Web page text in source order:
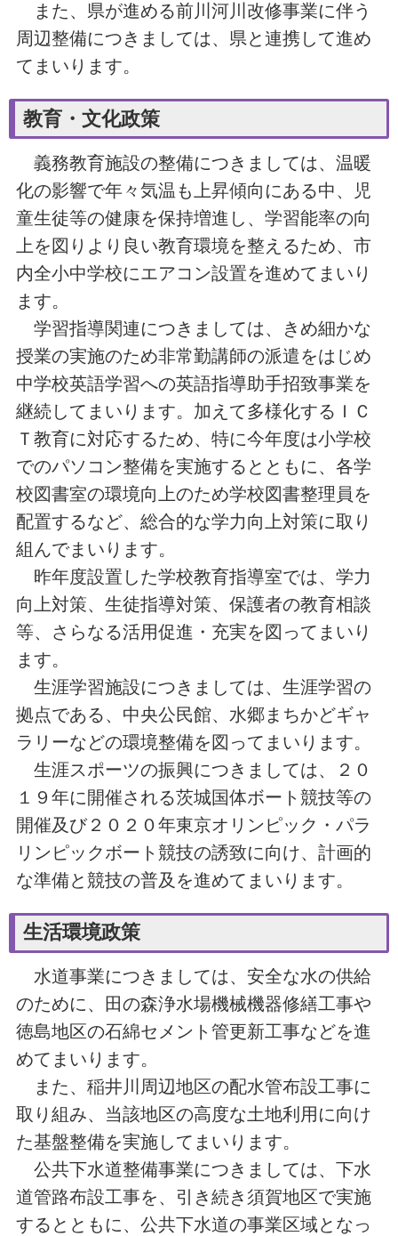
また、県が進める前川河川改修事業に伴う
周辺整備につきましては、県と連携して進め
てまいります。
教育・文化政策
義務教育施設の整備につきましては、温暖
化の影響で年々気温も上昇傾向にある中、児
童生徒等の健康を保持増進し、学習能率の向
上を図りより良い教育環境を整えるため、市
内全小中学校にエアコン設置を進めてまいり
ます。
学習指導関連につきましては、きめ細かな
授業の実施のため非常勤講師の派遣をはじめ
中学校英語学習への英語指導助手招致事業を
継続してまいります。加えて多様化するＩＣ
Ｔ教育に対応するため、特に今年度は小学校
でのパソコン整備を実施するとともに、各学
校図書室の環境向上のため学校図書整理員を
配置するなど、総合的な学力向上対策に取り
組んでまいります。
昨年度設置した学校教育指導室では、学力
向上対策、生徒指導対策、保護者の教育相談
等、さらなる活用促進・充実を図ってまいり
ます。
生涯学習施設につきましては、生涯学習の
拠点である、中央公民館、水郷まちかどギャ
ラリーなどの環境整備を図ってまいります。
生涯スポーツの振興につきましては、２０
１９年に開催される茨城国体ボート競技等の
開催及び２０２０年東京オリンピック・パラ
リンピックボート競技の誘致に向け、計画的
な準備と競技の普及を進めてまいります。
生活環境政策
水道事業につきましては、安全な水の供給
のために、田の森浄水場機械機器修繕工事や
徳島地区の石綿セメント管更新工事などを進
めてまいります。
また、稲井川周辺地区の配水管布設工事に
取り組み、当該地区の高度な土地利用に向け
た基盤整備を実施してまいります。
公共下水道整備事業につきましては、下水
道管路布設工事を、引き続き須賀地区で実施
するとともに、公共下水道の事業区域となっ